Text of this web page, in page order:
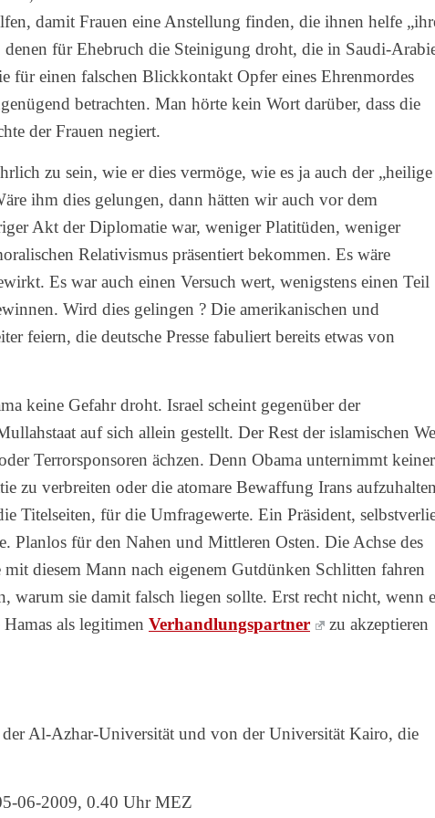
damit Frauen eine Anstellung finden, die ihnen helfe
denen für Ehebruch die Steinigung droht, die in Saudi-
für einen falschen Blickkontakt Opfer eines Ehrenmordes
betrachten. Man hörte kein Wort darüber, dass die
der Frauen negiert.
zu sein, wie er dies vermöge, wie es ja auch der „heilige
ihm dies gelungen, dann hätten wir auch vor dem
Akt der Diplomatie war, weniger Platitüden, weniger
Relativismus präsentiert bekommen. Es wäre
Es war auch einen Versuch wert, wenigstens einen Teil
Wird dies gelingen ? Die amerikanischen und
feiern, die deutsche Presse fabuliert bereits etwas von
keine Gefahr droht. Israel scheint gegenüber der
auf sich allein gestellt. Der Rest der islamischen
Terrorsponsoren ächzen. Denn Obama unternimmt
zu verbreiten oder die atomare Bewaffung Irans
Titelseiten, für die Umfragewerte. Ein Präsident,
Planlos für den Nahen und Mittleren Osten. Die Achse des
diesem Mann nach eigenem Gutdünken Schlitten fahren
warum sie damit falsch liegen sollte. Erst recht nicht, wenn
als legitimen Verhandlungspartner
zu akzeptieren
Al-Azhar-Universität und von der Universität Kairo, die
06-2009, 0.40 Uhr MEZ